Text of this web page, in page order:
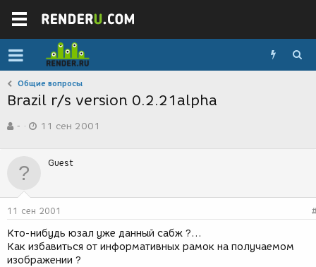
Общие вопросы
Brazil r/s version 0.2.21alpha
в
р
м
-
а
д
н
и
я
11 сен 2001
Guest
11 сен 2001
Кто-нибудь юзал уже данный сабж ?...
Как избавиться от информативных рамок на получаемом
изображении ?